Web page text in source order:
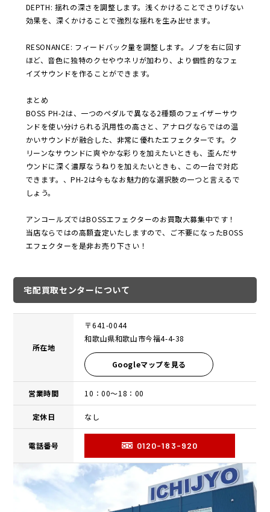
DEPTH: 揺れの深さを調整します。浅くかけることでさりげない
効果を、深くかけることで強烈な揺れを生み出せます。
RESONANCE: フィードバック量を調整します。ノブを右に回す
ほど、音色に独特のクセやウネリが加わり、より個性的なフェ
イズサウンドを作ることができます。
まとめ
BOSS PH-2は、一つのペダルで異なる2種類のフェイザーサウ
ンドを使い分けられる汎用性の高さと、アナログならではの温
かいサウンドが融合した、非常に優れたエフェクターです。ク
リーンなサウンドに爽やかな彩りを加えたいときも、歪んだサ
ウンドに深く濃厚なうねりを加えたいときも、この一台で対応
できます。、PH-2は今もなお魅力的な選択肢の一つと言えるで
しょう。
アンコールズではBOSSエフェクターのお買取大募集中です！
当店ならではの高額査定いたしますので、ご不要になったBOSS
エフェクターを是非お売り下さい！
宅配買取センターについて
所在地
〒641-0044
和歌山県和歌山市今福4-4-38
Googleマップを見る
営業時間 10：00〜18：00
定休日 なし
電話番号 0120-183-920